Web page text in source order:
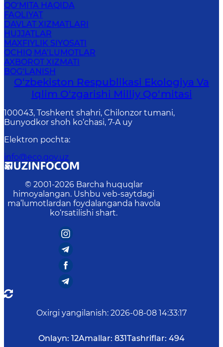
QO‘MITA HAQIDA
FAOLIYAT
DAVLAT XIZMATLARI
HUJJATLAR
MAXFIYLIK SIYOSATI
OCHIQ MA’LUMOTLAR
AXBOROT XIZMATI
BOG‘LANISH
O‘zbekiston Respublikasi Ekologiya Va
Iqlim O‘zgarishi Milliy Qo‘mitasi
100043, Toshkent shahri, Chilonzor tumani,
Bunyodkor shoh ko‘chasi, 7-A uy
Elektron pochta:
info@eco.gov.uz
© 2001-2026 Barcha huquqlar
himoyalangan. Ushbu veb-saytdagi
ma’lumotlardan foydalanganda havola
ko‘rsatilishi shart.
Oxirgi yangilanish: 2026-08-08 14:33:17
Onlayn: 12Amallar: 831Tashriflar: 494